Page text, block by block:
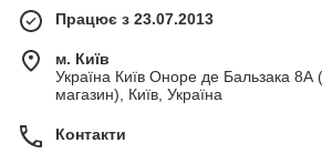
Працює з 23.07.2013
м. Київ
Україна Київ Оноре де Бальзака 8А
магазин), Київ, Україна
Контакти